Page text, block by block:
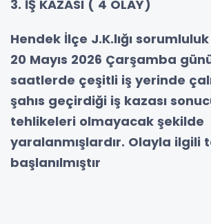
3. İŞ KAZASI ( 4 OLAY)
Hendek İlçe J.K.lığı
20 Mayıs 2026 Çarşamba
saatlerde çeşitli iş yerinde
şahıs geçirdiği iş kazası
tehlikeleri olmayacak şekilde
yaralanmışlardır. Olayla ilgili
başlanılmıştır